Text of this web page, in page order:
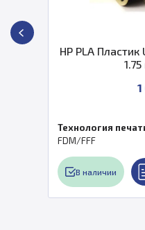
HP PLA
Технология
FDM/FFF
В наличии